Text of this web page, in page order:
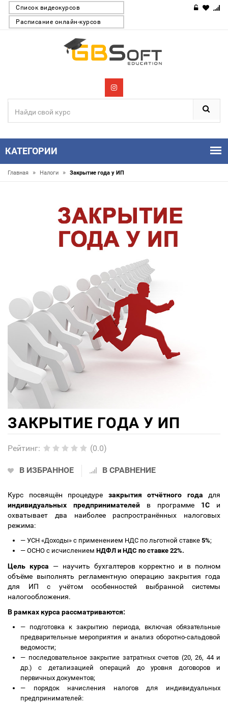
Список видеокурсов
Расписание онлайн-курсов
КАТЕГОРИИ
Главная » Налоги » Закрытие года у ИП
ЗАКРЫТИЕ ГОДА У ИП
Рейтинг: (0.0)
В ИЗБРАННОЕ В СРАВНЕНИЕ
Курс посвящён процедуре закрытия отчётного года для
индивидуальных предпринимателей в программе 1С и
охватывает два наиболее распространённых налоговых
режима:
— УСН «Доходы» с применением НДС по льготной ставке 5%;
— ОСНО с исчислением НДФЛ и НДС по ставке 22%.
Цель курса — научить бухгалтеров корректно и в полном
объёме выполнять регламентную операцию закрытия года
для ИП с учётом особенностей выбранной системы
налогообложения.
В рамках курса рассматриваются:
— подготовка к закрытию периода, включая обязательные
предварительные мероприятия и анализ оборотно-сальдовой
ведомости;
— последовательное закрытие затратных счетов (20, 26, 44 и
др.) с детализацией операций до уровня договоров и
первичных документов;
— порядок начисления налогов для индивидуальных
предпринимателей: